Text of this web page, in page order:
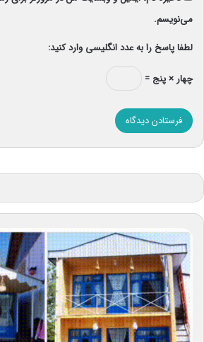
می‌نویسم.
لطفا پاسخ را به عدد انگلیسی وارد کنید:
چهار × پنج =